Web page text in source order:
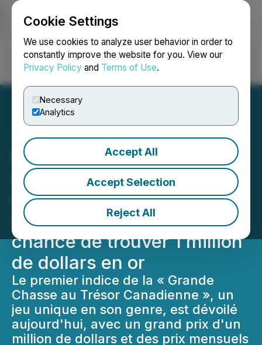
Cookie Settings
We use cookies to analyze user behavior in order to
constantly improve the website for you. View our
Privacy Policy and Terms of Use.
Necessary
Analytics
Accept All
Accept Selection
Reject All
Login Search Français
Participez à la chasse
nationale pour découvrir le
riche patrimoine minier du
Canada et courez la
chance de trouver 1 million
de dollars en or
Le premier indice de la « Grande
Chasse au Trésor Canadienne », un
jeu unique en son genre, est dévoilé
aujourd'hui, avec un grand prix d'un
million de dollars et des prix mensuels